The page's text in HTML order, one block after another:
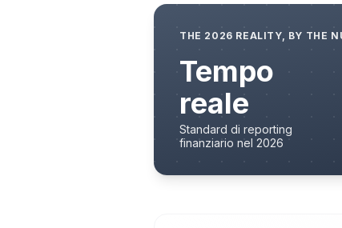
THE 2026 REALITY, BY THE
Tempo
reale
Standard di reporting
finanziario nel 2026